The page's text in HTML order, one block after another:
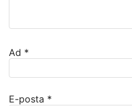
Ad *
E-posta *